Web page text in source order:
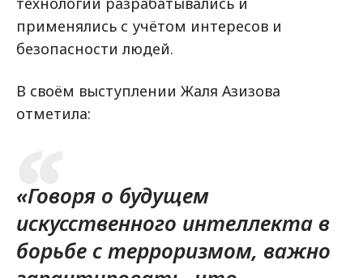
применялись с учётом интересов и
безопасности людей.
В своём выступлении Жаля Азизова
отметила:
«Говоря о будущем
искусственного интеллекта в
борьбе с терроризмом, важно